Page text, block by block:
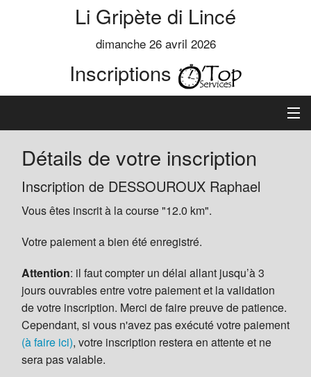
Li Gripète di Lincé
dimanche 26 avril 2026
Inscriptions
Accueil
Informations
Règlement
Inscription
Classements
Aide
Détails de votre inscription
Inscription de DESSOUROUX Raphael
Vous êtes inscrit à la course "12.0 km".
Votre paiement a bien été enregistré.
Attention: il faut compter un délai allant jusqu’à 3
jours ouvrables entre votre paiement et la validation
de votre inscription. Merci de faire preuve de patience.
Cependant, si vous n'avez pas exécuté votre paiement
(à faire ici), votre inscription restera en attente et ne
sera pas valable.